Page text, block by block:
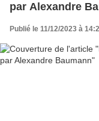
par Alexandre
Publié le 11/12/2023 à